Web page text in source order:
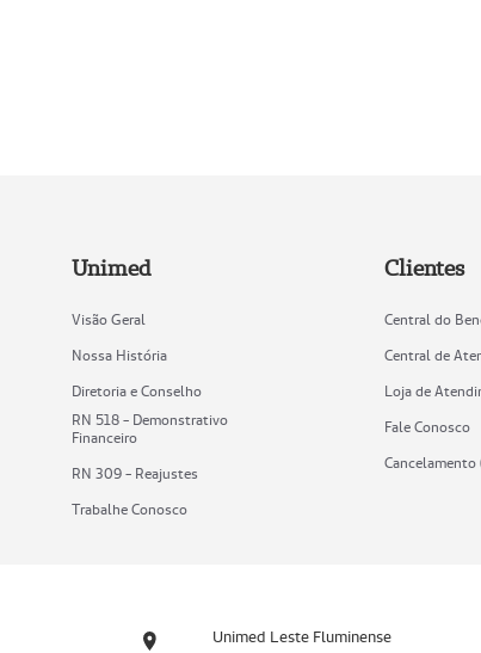
Unimed
Visão Geral
Nossa História
Diretoria e Conselho
RN 518 - Demonstrativo
Financeiro
RN 309 - Reajustes
Trabalhe Conosco
Clientes
Central do
Central de
Loja de
Fale Conosco
Cancelamento
Unimed Leste Fluminense